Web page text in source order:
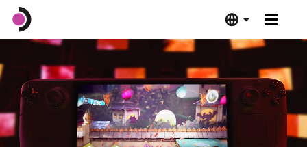
Steam Deck LCD
Βάση